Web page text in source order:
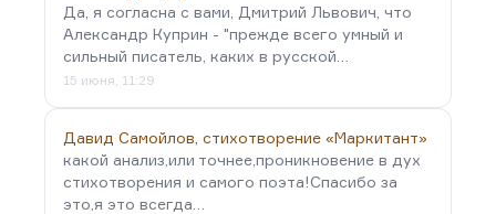
Да, я согласна с вами, Дмитрий Львович, что
Александр Куприн - "прежде всего умный и
сильный писатель, каких в русской…
15 июня, 11:29
Давид Самойлов, стихотворение «Маркитант»
какой анализ,или точнее,проникновение в дух
стихотворения и самого поэта!Спасибо за
это,я это всегда…